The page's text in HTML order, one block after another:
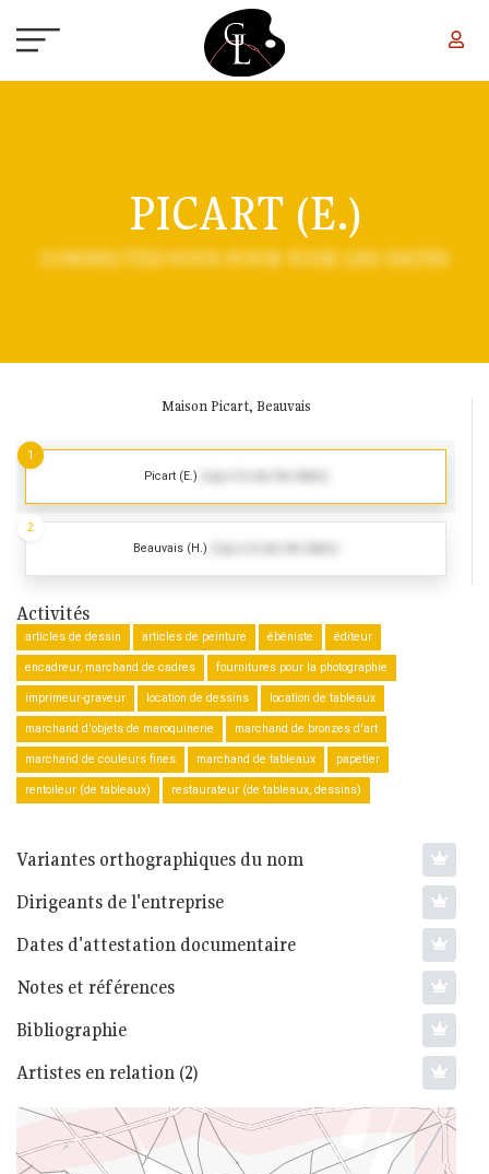
PICART (E.)
CONNECTEZ-VOUS POUR VOIR LES DATES
Maison Picart, Beauvais
Picart (E.)
1
Beauvais (H.)
2
Activités
articles de dessin articles de peinture ébéniste éditeur
encadreur, marchand de cadres fournitures pour la photographie
imprimeur-graveur location de dessins location de tableaux
marchand d'objets de maroquinerie marchand de bronzes d'art
marchand de couleurs fines marchand de tableaux papetier
rentoileur (de tableaux) restaurateur (de tableaux, dessins)
Variantes orthographiques du nom
Dirigeants de l'entreprise
Dates d'attestation documentaire
Notes et références
Bibliographie
Artistes en relation (2)